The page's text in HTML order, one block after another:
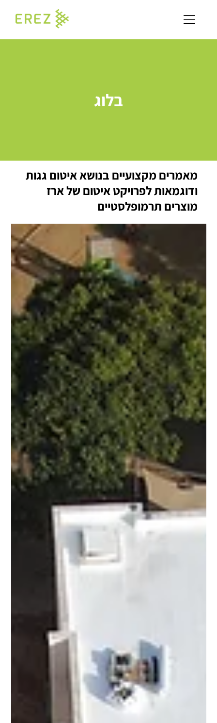
בלוג
מאמרים מקצועיים בנושא איטום גגות
ודוגמאות לפרויקט איטום של ארז
מוצרים תרמופלסטיים